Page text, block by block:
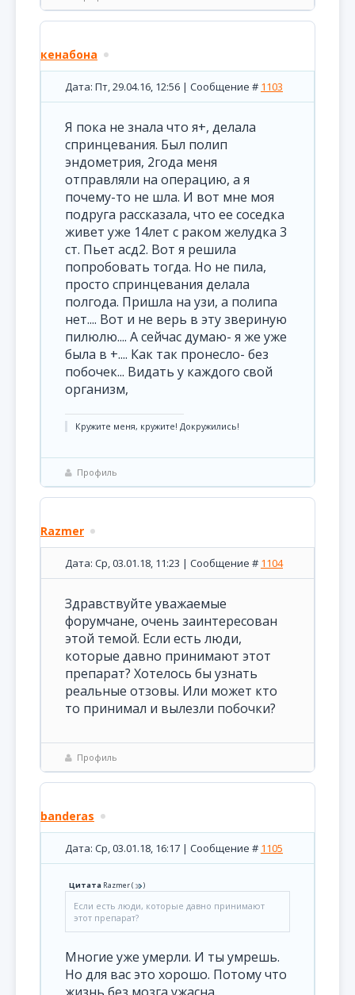
кенабона
Дата: Пт, 29.04.16, 12:56 | Сообщение # 1103
Я пока не знала что я+, делала
спринцевания. Был полип
эндометрия, 2года меня
отправляли на операцию, а я
почему-то не шла. И вот мне моя
подруга рассказала, что ее соседка
живет уже 14лет с раком желудка 3
ст. Пьет асд2. Вот я решила
попробовать тогда. Но не пила,
просто спринцевания делала
полгода. Пришла на узи, а полипа
нет.... Вот и не верь в эту звериную
пилюлю.... А сейчас думаю- я же уже
была в +.... Как так пронесло- без
побочек... Видать у каждого свой
организм,
Кружите меня, кружите! Докружились!
Профиль
Razmer
Дата: Ср, 03.01.18, 11:23 | Сообщение # 1104
Здравствуйте уважаемые
форумчане, очень заинтересован
этой темой. Если есть люди,
которые давно принимают этот
препарат? Хотелось бы узнать
реальные отзовы. Или может кто
то принимал и вылезли побочки?
Профиль
banderas
Дата: Ср, 03.01.18, 16:17 | Сообщение # 1105
Цитата Razmer( )
Если есть люди, которые давно принимают
этот препарат?
Многие уже умерли. И ты умрешь.
Но для вас это хорошо. Потому что
жизнь без мозга ужасна.